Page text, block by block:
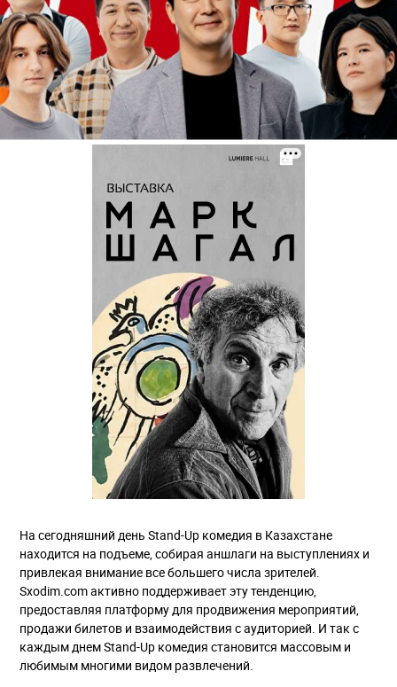
На сегодняшний день Stand-Up комедия в Казахстане
находится на подъеме, собирая аншлаги на выступлениях и
привлекая внимание все большего числа зрителей.
Sxodim.com активно поддерживает эту тенденцию,
предоставляя платформу для продвижения мероприятий,
продажи билетов и взаимодействия с аудиторией. И так с
каждым днем Stand-Up комедия становится массовым и
любимым многими видом развлечений.